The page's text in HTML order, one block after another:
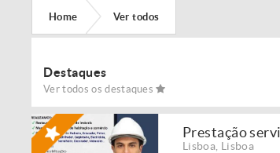
Home Ver todos
Destaques
Ver todos os destaques
Prestação
Lisboa Lisboa